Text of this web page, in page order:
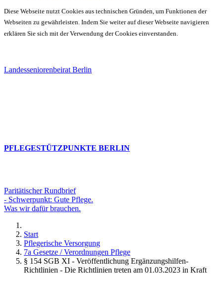
Diese Webseite nutzt Cookies aus technischen Gründen, um Funktionen der
Webseiten zu gewährleisten. Indem Sie weiter auf dieser Webseite navigieren
erklären Sie sich mit der Verwendung der Cookies einverstanden.
Landesseniorenbeirat Berlin
PFLEGESTÜTZPUNKTE BERLIN
Paritätischer Rundbrief
- Schwerpunkt: Gute Pflege.
Was wir dafür brauchen.
Start
Pflegerische Versorgung
7a Gesetze / Verordnungen Pflege
§ 154 SGB XI - Veröffentlichung Ergänzungshilfen-
Richtlinien - Die Richtlinien treten am 01.03.2023 in Kraft